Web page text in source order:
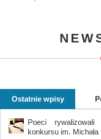
Ostatnie wpisy
Poeci
konkursu im. Michała